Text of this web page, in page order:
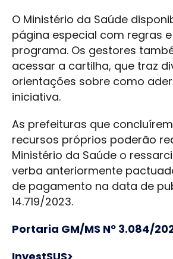
O Ministério da Saúde
página especial com regras
programa. Os gestores
acessar a cartilha, que traz
orientações sobre como
iniciativa.
As prefeituras que
recursos próprios poderão
Ministério da Saúde o
verba anteriormente
de pagamento na data de
14.719/2023.
Portaria GM/MS Nº 3.084/